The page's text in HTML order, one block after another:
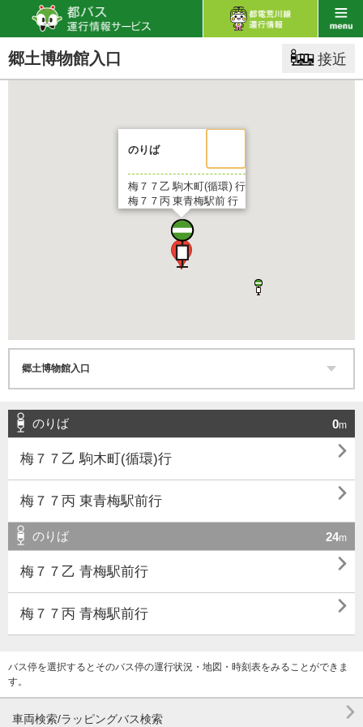
郷土博物館入口 接近
のりば
梅７７乙 駒木町(循環) 行
梅７７丙 東青梅駅前 行
のりば 0m
梅７７乙 駒木町(循環)行 
梅７７丙 東青梅駅前行 
のりば 24m
梅７７乙 青梅駅前行 
梅７７丙 青梅駅前行 
バス停を選択するとそのバス停の運行状況・地図・時刻表をみることができま
す。
車両検索/ラッピングバス検索 